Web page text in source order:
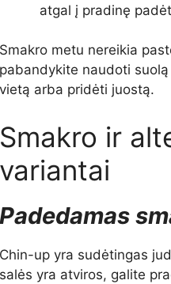
atgal į pradinę
Smakro metu nereikia
pabandykite naudoti
vietą arba pridėti juostą.
Smakro ir
variantai
Padedamas
Chin-up yra sudėtingas
salės yra atviros, galite